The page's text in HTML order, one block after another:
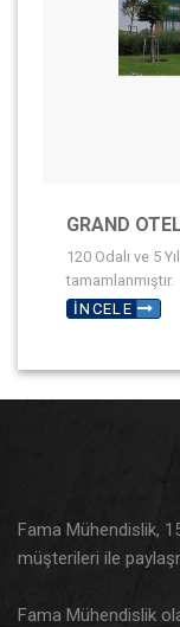
GRAND
120 Odalı ve 5
tamamlanmıştır.
İNCELE
Fama Mühendislik,
müşterileri ile
Fama Mühendislik